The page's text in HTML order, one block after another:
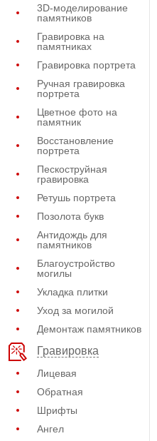
3D-моделирование
памятников
Гравировка на
памятниках
Гравировка портрета
Ручная гравировка
портрета
Цветное фото на
памятник
Восстановление
портрета
Пескоструйная
гравировка
Ретушь портрета
Позолота букв
Антидождь для
памятников
Благоустройство
могилы
Укладка плитки
Уход за могилой
Демонтаж памятников
Гравировка
Лицевая
Обратная
Шрифты
Ангел